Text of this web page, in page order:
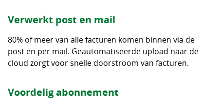
Verwerkt post en mail
80% of meer van alle facturen komen binnen via de
post en per mail. Geautomatiseerde upload naar de
cloud zorgt voor snelle doorstroom van facturen.
Voordelig abonnement